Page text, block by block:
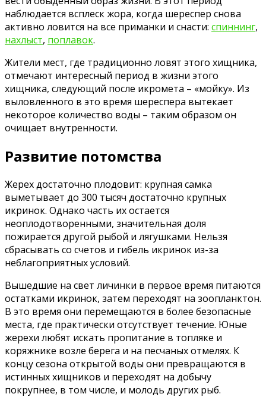
наблюдается всплеск жора, когда шереспер снова
активно ловится на все приманки и снасти: спиннинг,
нахлыст, поплавок.
Жители мест, где традиционно ловят этого хищника,
отмечают интересный период в жизни этого
хищника, следующий после икромета – «мойку». Из
выловленного в это время шереспера вытекает
некоторое количество воды – таким образом он
очищает внутренности.
Развитие потомства
Жерех достаточно плодовит: крупная самка
выметывает до 300 тысяч достаточно крупных
икринок. Однако часть их остается
неоплодотворенными, значительная доля
пожирается другой рыбой и лягушками. Нельзя
сбрасывать со счетов и гибель икринок из-за
неблагоприятных условий.
Вышедшие на свет личинки в первое время питаются
остатками икринок, затем переходят на зоопланктон.
В это время они перемещаются в более безопасные
места, где практически отсутствует течение. Юные
жерехи любят искать пропитание в топляке и
коряжнике возле берега и на песчаных отмелях. К
концу сезона открытой воды они превращаются в
истинных хищников и переходят на добычу
покрупнее, в том числе, и молодь других рыб.